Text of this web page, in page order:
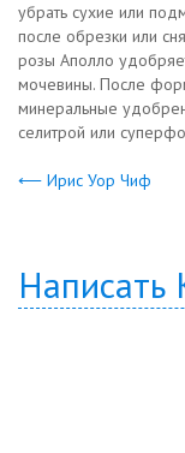
убрать сухие или
после обрезки или
розы Аполло
мочевины. После
минеральные
селитрой или
⟵ Ирис Уор Чиф
Написать